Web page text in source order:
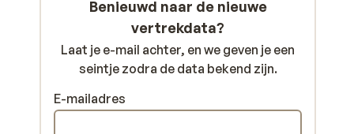
Benieuwd naar de nieuwe
vertrekdata?
Laat je e-mail achter, en we geven je een
seintje zodra de data bekend zijn.
E-mailadres